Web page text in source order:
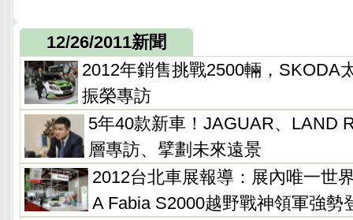
12/26/2011新聞
2012年銷售挑戰2500輛，SKODA
振榮專訪
5年40款新車！JAGUAR、LAND
層專訪、擘劃未來遠景
2012台北車展報導：展內唯一世
A Fabia S2000越野戰神領軍強勢